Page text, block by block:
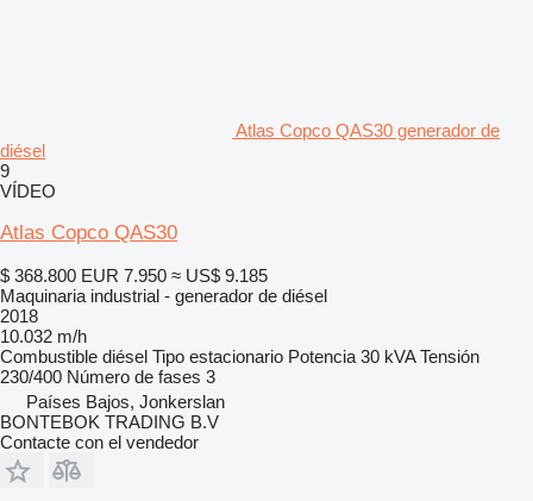
Atlas Copco QAS30 generador de
diésel
9
VÍDEO
Atlas Copco QAS30
$ 368.800 EUR 7.950 ≈ US$ 9.185
Maquinaria industrial - generador de diésel
2018
10.032 m/h
Combustible diésel Tipo estacionario Potencia 30 kVA Tensión
230/400 Número de fases 3
Países Bajos, Jonkerslan
BONTEBOK TRADING B.V
Contacte con el vendedor